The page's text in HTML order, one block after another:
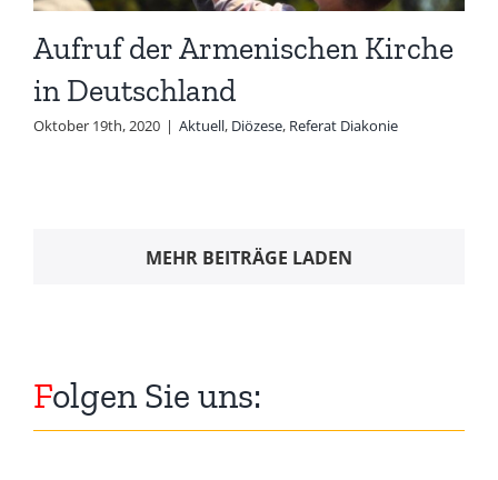
Aufruf der Armenischen Kirche
in Deutschland
Oktober 19th, 2020 | Aktuell, Diözese, Referat Diakonie
MEHR BEITRÄGE LADEN
Folgen Sie uns: